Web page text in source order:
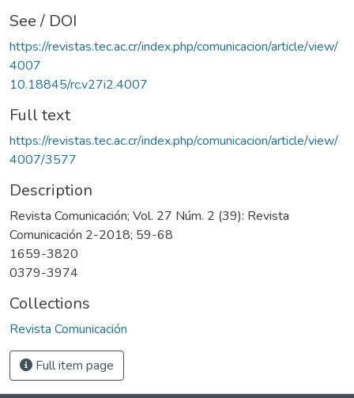
See / DOI
https://revistas.tec.ac.cr/index.php/comunicacion/article/view/
4007
10.18845/rc.v27i2.4007
Full text
https://revistas.tec.ac.cr/index.php/comunicacion/article/view/
4007/3577
Description
Revista Comunicación; Vol. 27 Núm. 2 (39): Revista
Comunicación 2-2018; 59-68
1659-3820
0379-3974
Collections
Revista Comunicación
Full item page